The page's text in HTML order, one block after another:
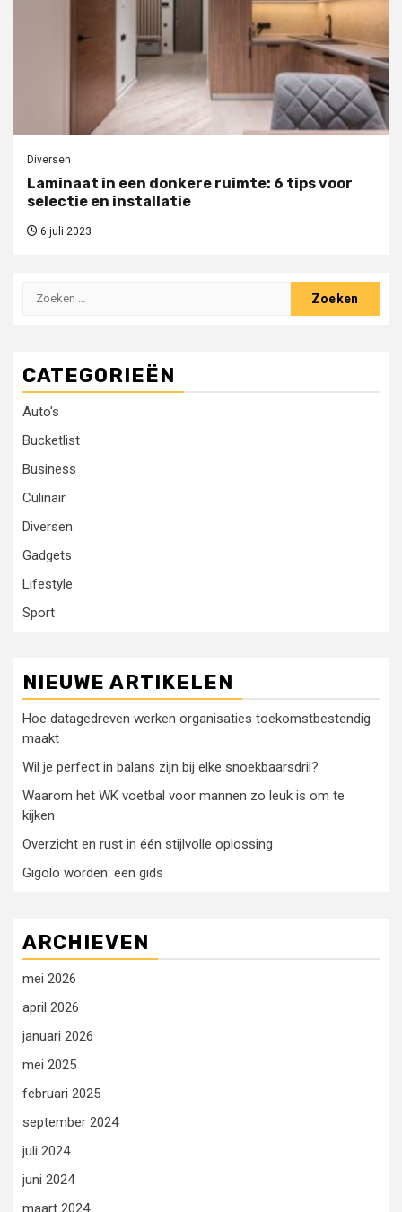
Diversen
Laminaat in een donkere ruimte: 6 tips voor
selectie en installatie
6 juli 2023
Zoeken
CATEGORIEËN
Auto's
Bucketlist
Business
Culinair
Diversen
Gadgets
Lifestyle
Sport
NIEUWE ARTIKELEN
Hoe datagedreven werken organisaties toekomstbestendig
maakt
Wil je perfect in balans zijn bij elke snoekbaarsdril?
Waarom het WK voetbal voor mannen zo leuk is om te
kijken
Overzicht en rust in één stijlvolle oplossing
Gigolo worden: een gids
ARCHIEVEN
mei 2026
april 2026
januari 2026
mei 2025
februari 2025
september 2024
juli 2024
juni 2024
maart 2024